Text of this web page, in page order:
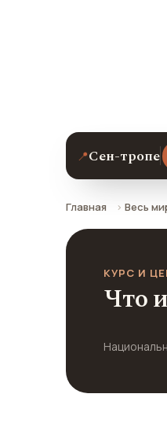
📍Сен-тропе
Главная Весь
КУРС И
Что